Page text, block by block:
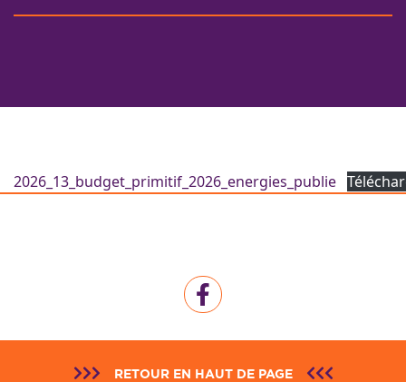
2026_13_budget_primitif_2026_energies_publie
RETOUR EN HAUT DE PAGE